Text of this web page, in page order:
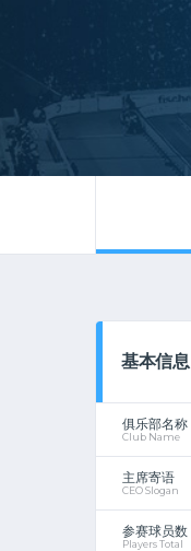
基本信息
俱乐部名称
Club Name
主席寄语
CEO Slogan
参赛球员数
Players Total